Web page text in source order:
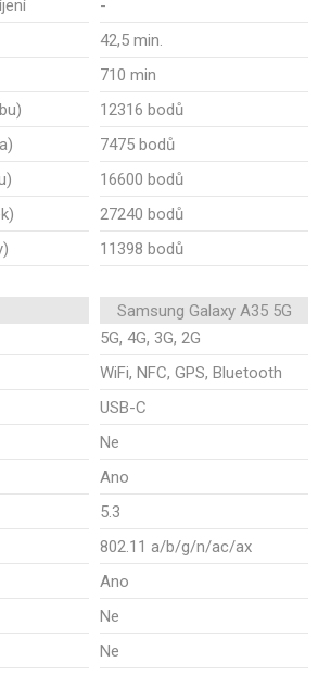
-
42,5 min.
710 min
12316 bodů
7475 bodů
16600 bodů
27240 bodů
11398 bodů
Samsung Galaxy A35 5G
5G, 4G, 3G, 2G
WiFi, NFC, GPS, Bluetooth
USB-C
Ne
Ano
5.3
802.11 a/b/g/n/ac/ax
Ano
Ne
Ne